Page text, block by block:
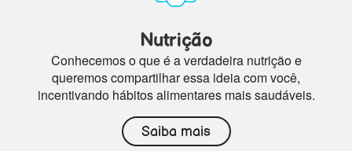
Nutrição
Conhecemos o que é a verdadeira nutrição e
queremos compartilhar essa ideia com você,
incentivando hábitos alimentares mais saudáveis.
Saiba mais